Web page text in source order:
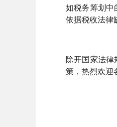
如税务筹划中
依据税收法律
除开国家法
策，热烈欢迎